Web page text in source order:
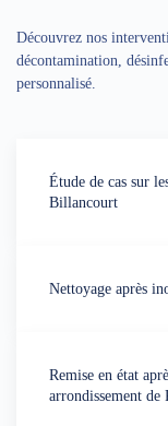
Découvrez nos
décontamination,
personnalisé.
Étude de cas sur
Billancourt
Nettoyage après
Remise en état
arrondissement de